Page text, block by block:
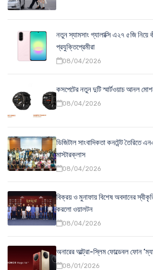
নতুন স্যামসাং গ্যালাক্সি এ২৭ ৫জি নিয়ে
প্রযুক্তিপ্রেমীরা
08/04/2026
কসপেটের নতুন দুটি স্মার্টওয়াচ আনল
08/04/2026
ডিজিটাল সাংবাদিকতা কনটেন্ট তৈরিতে
মাস্টারক্লাস
08/04/2026
বিক্রয় ও মুনাফায় বিশেষ অবদানের
করলো ওয়ালটন
08/04/2026
অনারের আল্ট্রা-স্লিম ফোল্ডেবল ফোন
08/01/2026